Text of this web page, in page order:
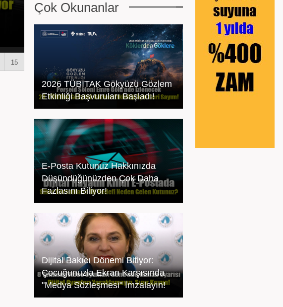
15
Çok Okunanlar
2026 TÜBİTAK Gökyüzü Gözlem
Etkinliği Başvuruları Başladı!
E-Posta Kutunuz Hakkınızda
Düşündüğünüzden Çok Daha
Fazlasını Biliyor!
Dijital Bakıcı Dönemi Bitiyor:
Çocuğunuzla Ekran Karşısında
"Medya Sözleşmesi" İmzalayın!